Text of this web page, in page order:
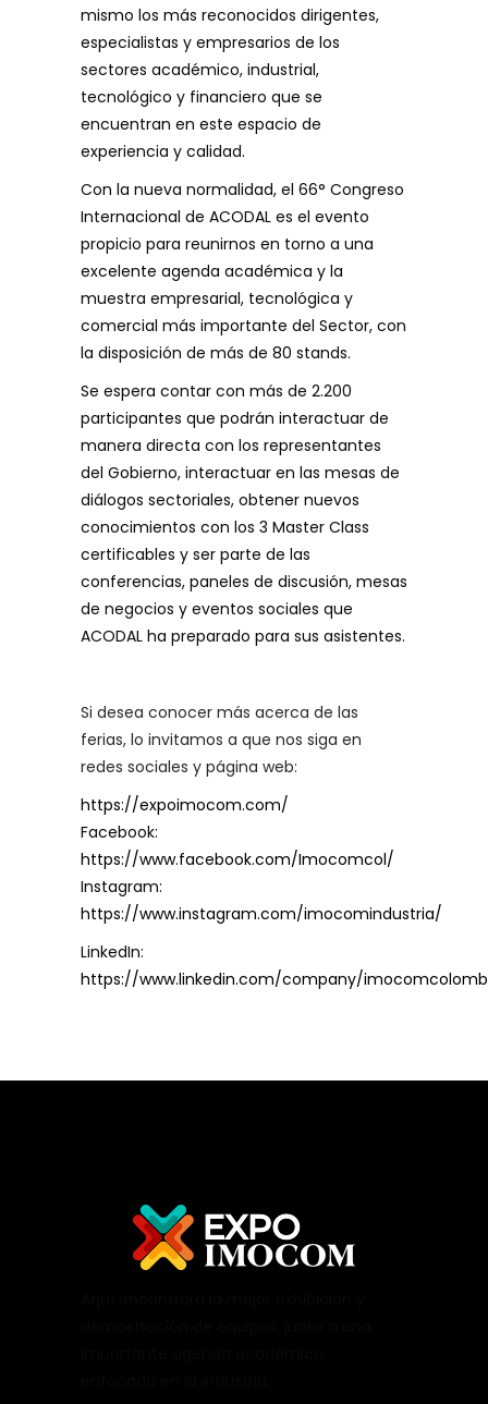
mismo los más reconocidos dirigentes,
especialistas y empresarios de los
sectores académico, industrial,
tecnológico y financiero que se
encuentran en este espacio de
experiencia y calidad.
Con la nueva normalidad, el 66° Congreso
Internacional de ACODAL es el evento
propicio para reunirnos en torno a una
excelente agenda académica y la
muestra empresarial, tecnológica y
comercial más importante del Sector, con
la disposición de más de 80 stands.
Se espera contar con más de 2.200
participantes que podrán interactuar de
manera directa con los representantes
del Gobierno, interactuar en las mesas de
diálogos sectoriales, obtener nuevos
conocimientos con los 3 Master Class
certificables y ser parte de las
conferencias, paneles de discusión, mesas
de negocios y eventos sociales que
ACODAL ha preparado para sus asistentes.
Si desea conocer más acerca de las
ferias, lo invitamos a que nos siga en
redes sociales y página web:
https://expoimocom.com/
Facebook:
https://www.facebook.com/Imocomcol/
Instagram:
https://www.instagram.com/imocomindustria/
LinkedIn:
https://www.linkedin.com/company/